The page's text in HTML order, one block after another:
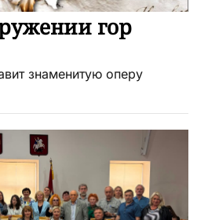
гор
знаменитую оперу